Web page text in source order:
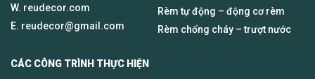
W. reudecor.com
E. reudecor@gmail.com
Rèm tự động – động cơ rèm
Rèm chống cháy – trượt nước
CÁC CÔNG TRÌNH THỰC HIỆN